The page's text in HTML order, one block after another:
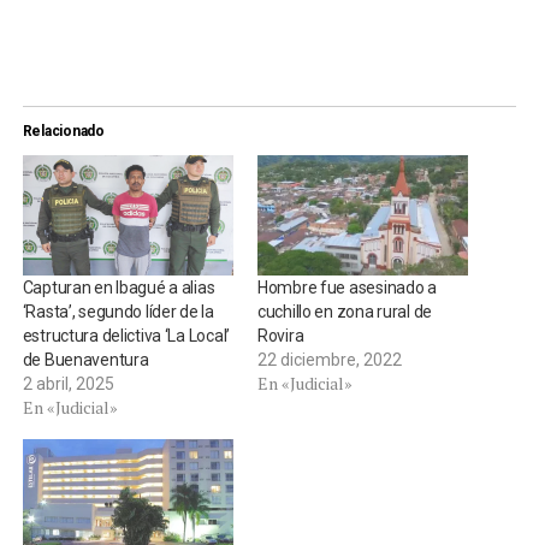
Relacionado
Capturan en Ibagué a alias
‘Rasta’, segundo líder de la
estructura delictiva ‘La Local’
de Buenaventura
2 abril, 2025
En «Judicial»
Hombre fue asesinado a
cuchillo en zona rural de
Rovira
22 diciembre, 2022
En «Judicial»